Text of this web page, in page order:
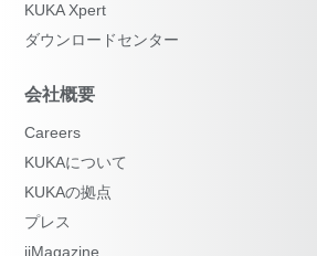
KUKA Xpert
ダウンロードセンター
会社概要
Careers
KUKAについて
KUKAの拠点
プレス
iiMagazine